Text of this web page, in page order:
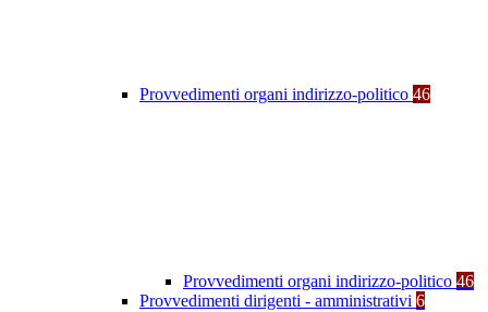
Provvedimenti organi indirizzo-politico 46
Provvedimenti organi indirizzo-politico 46
Provvedimenti dirigenti - amministrativi 6